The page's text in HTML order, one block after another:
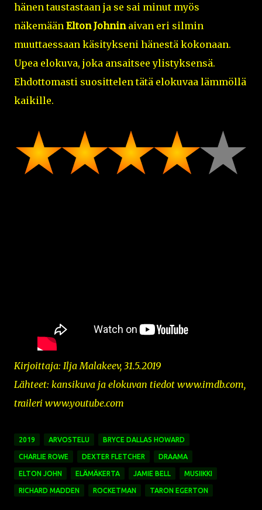
hänen taustastaan ja se sai minut myös
näkemään Elton Johninaivan eri silmin
muuttaessaan käsitykseni hänestä kokonaan.
Upea elokuva, joka ansaitsee ylistyksensä.
Ehdottomasti suosittelen tätä elokuvaa lämmöllä
kaikille.
Kirjoittaja: Ilja Malakeev, 31.5.2019
Lähteet: kansikuva ja elokuvan tiedot www.imdb.com,
traileri www.youtube.com
2019 ARVOSTELU BRYCE DALLAS HOWARD
CHARLIE ROWE DEXTER FLETCHER DRAAMA
ELTON JOHN ELÄMÄKERTA JAMIE BELL MUSIIKKI
RICHARD MADDEN ROCKETMAN TARON EGERTON